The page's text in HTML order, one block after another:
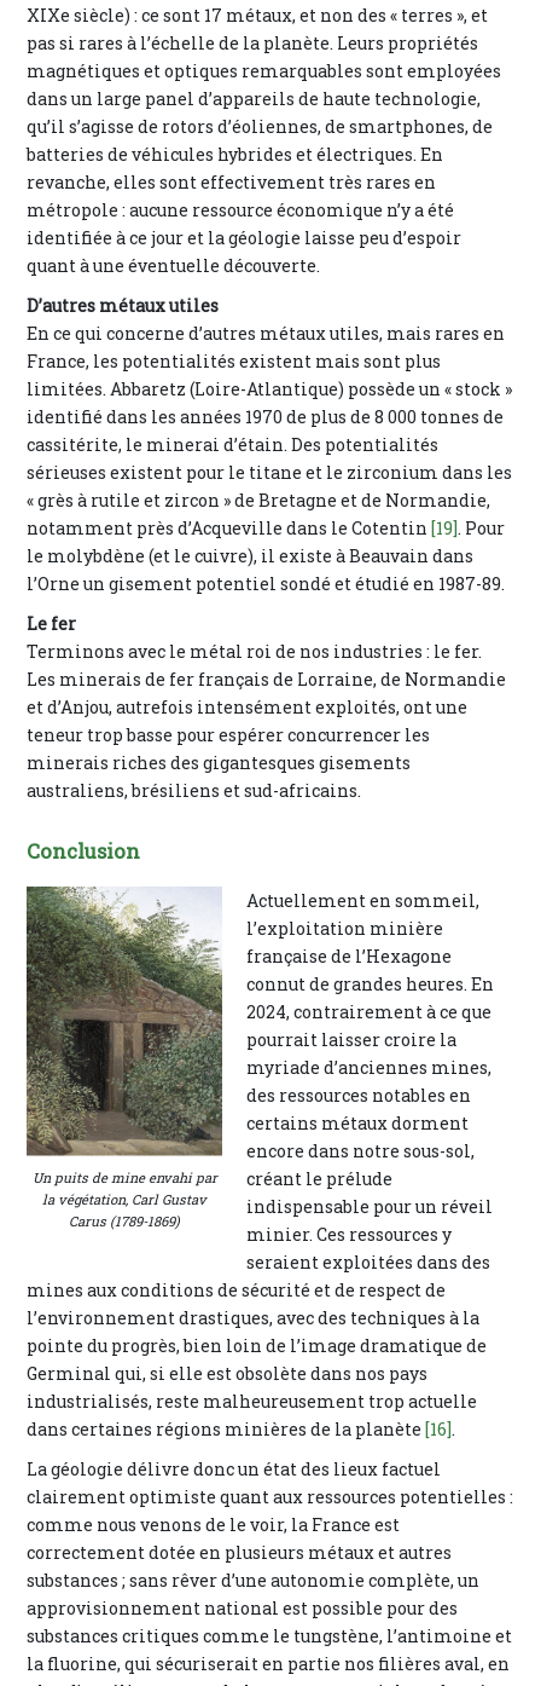
XIXe siècle) : ce sont 17 métaux, et non des « terres », et
pas si rares à l’échelle de la planète. Leurs propriétés
magnétiques et optiques remarquables sont employées
dans un large panel d’appareils de haute technologie,
qu’il s’agisse de rotors d’éoliennes, de smartphones, de
batteries de véhicules hybrides et électriques. En
revanche, elles sont effectivement très rares en
métropole : aucune ressource économique n’y a été
identifiée à ce jour et la géologie laisse peu d’espoir
quant à une éventuelle découverte.
D’autres métaux utiles
En ce qui concerne d’autres métaux utiles, mais rares en
France, les potentialités existent mais sont plus
limitées. Abbaretz (Loire-Atlantique) possède un « stock »
identifié dans les années 1970 de plus de 8 000 tonnes de
cassitérite, le minerai d’étain. Des potentialités
sérieuses existent pour le titane et le zirconium dans les
« grès à rutile et zircon » de Bretagne et de Normandie,
notamment près d’Acqueville dans le Cotentin[19]. Pour
le molybdène (et le cuivre), il existe à Beauvain dans
l’Orne un gisement potentiel sondé et étudié en 1987-89.
Le fer
Terminons avec le métal roi de nos industries : le fer.
Les minerais de fer français de Lorraine, de Normandie
et d’Anjou, autrefois intensément exploités, ont une
teneur trop basse pour espérer concurrencer les
minerais riches des gigantesques gisements
australiens, brésiliens et sud-africains.
Conclusion
Un puits de mine envahi par
la végétation, Carl Gustav
Carus (1789-1869)
Actuellement en sommeil,
l’exploitation minière
française de l’Hexagone
connut de grandes heures. En
2024, contrairement à ce que
pourrait laisser croire la
myriade d’anciennes mines,
des ressources notables en
certains métaux dorment
encore dans notre sous-sol,
créant le prélude
indispensable pour un réveil
minier. Ces ressources y
seraient exploitées dans des
mines aux conditions de sécurité et de respect de
l’environnement drastiques, avec des techniques à la
pointe du progrès, bien loin de l’image dramatique de
Germinal qui, si elle est obsolète dans nos pays
industrialisés, reste malheureusement trop actuelle
dans certaines régions minières de la planète[16].
La géologie délivre donc un état des lieux factuel
clairement optimiste quant aux ressources potentielles :
comme nous venons de le voir, la France est
correctement dotée en plusieurs métaux et autres
substances ; sans rêver d’une autonomie complète, un
approvisionnement national est possible pour des
substances critiques comme le tungstène, l’antimoine et
la fluorine, qui sécuriserait en partie nos filières aval, en